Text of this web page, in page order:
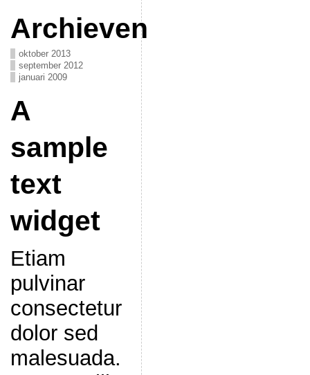
Archieven
oktober 2013
september 2012
januari 2009
A
sample
text
widget
Etiam
pulvinar
consectetur
dolor sed
malesuada.